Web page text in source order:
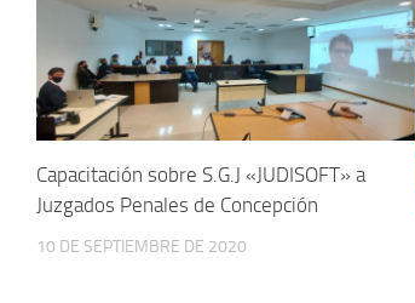
Capacitación sobre S.G.J «JUDISOFT» a
Juzgados Penales de Concepción
10 DE SEPTIEMBRE DE 2020